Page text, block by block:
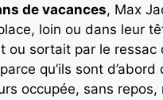
de vacances, Max
loin ou dans leur
ou sortait par le
qu’ils sont
occupée, sans